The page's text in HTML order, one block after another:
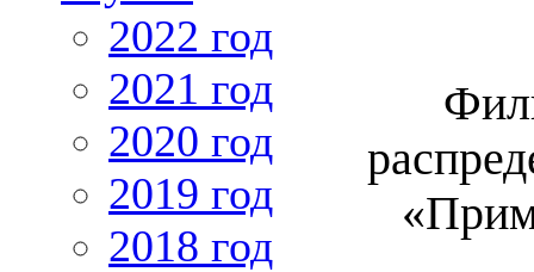
2022 год
2021 год
2020 год
2019 год
2018 год